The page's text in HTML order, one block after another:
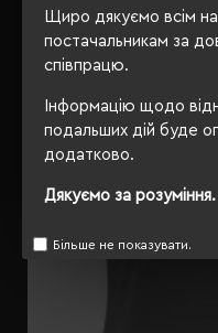
Щиро дякуємо всім
постачальникам за
співпрацю.
Інформацію щодо
подальших дій буде
додатково.
Дякуємо за розуміння.
Більше не показувати.
РЕКОМЕНДУЄМО